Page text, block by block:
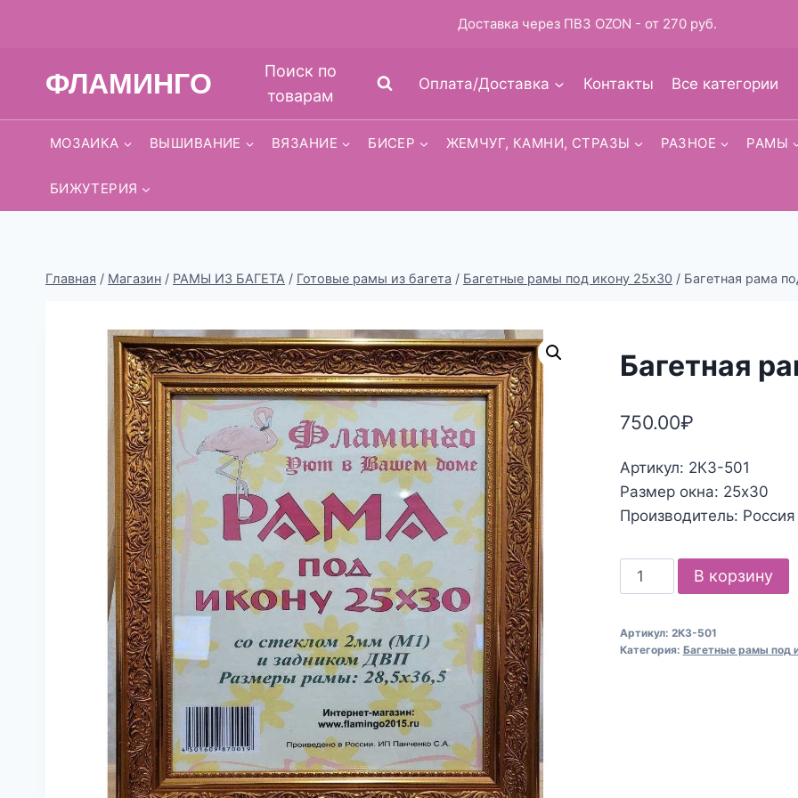
ФЛАМИНГО
Поиск по
товарам
Оплата/Доставка Контакты Все категории
МОЗАИКА ВЫШИВАНИЕ ВЯЗАНИЕ БИСЕР ЖЕМЧУГ, КАМНИ, СТРАЗЫ РАЗНОЕ РАМЫ
БИЖУТЕРИЯ
Главная / Магазин / РАМЫ ИЗ БАГЕТА / Готовые рамы из багета / Багетные рамы под икону 25х30 / Багетная рама
Багетная
750.00₽
Артикул: 2КЗ-501
Размер окна: 25х30
Производитель: Россия
Количество
товара
рама
В корзину
Артикул: 2КЗ-501
Категория: Багетные рамы под
Доставка через ПВЗ OZON - от 270 руб.